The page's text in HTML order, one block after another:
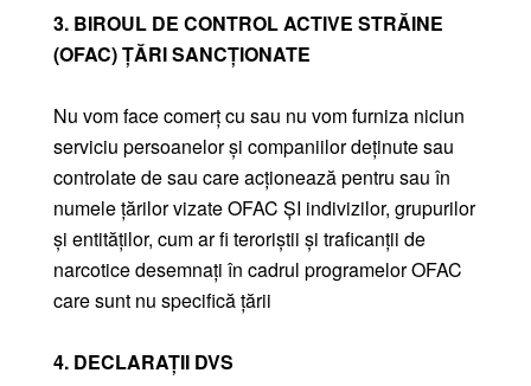
3. BIROUL DE CONTROL ACTIVE STRĂINE
(OFAC) ȚĂRI SANCȚIONATE
Nu vom face comerț cu sau nu vom furniza niciun
serviciu persoanelor și companiilor deținute sau
controlate de sau care acționează pentru sau în
numele țărilor vizate OFAC ȘI indivizilor, grupurilor
și entităților, cum ar fi teroriștii și traficanții de
narcotice desemnați în cadrul programelor OFAC
care sunt nu specifică țării
4. DECLARAȚII DVS